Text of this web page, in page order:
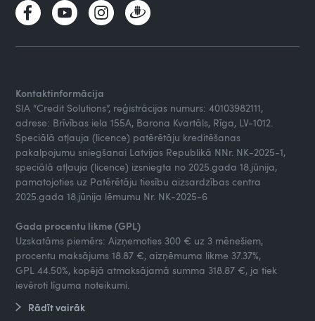
Kontaktinformācija
SIA “Credit Solutions”, reģistrācijas numurs: 40103982111,
adrese: Brīvības iela 155A, Barona Kvartāls, Rīga, LV-1012.
Speciālā atļauja (licence) patērētāju kreditēšanas
pakalpojumu sniegšanai Latvijas Republikā NNr. NK-2025-1,
speciālā atļauja (licence) izsniegta no 2025.gada 18.jūnija,
pamatojoties uz Patērētāju tiesību aizsardzības centra
2025.gada 18.jūnija lēmumu Nr. NK-2025-6
Gada procentu likme (GPL)
Uzskatāms piemērs: Aizņemoties 300 € uz 3 mēnešiem,
procentu maksājums 18.87 €, aizņēmuma likme 37.37%,
GPL 44.50%, kopējā atmaksājamā summa 318.87 €, ja tiek
ievēroti līguma noteikumi.
Rādīt vairāk